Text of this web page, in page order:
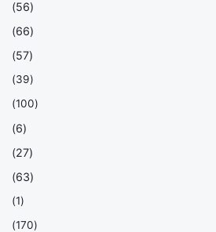
(56)
(66)
(57)
(39)
(100)
(6)
(27)
(63)
(1)
(170)